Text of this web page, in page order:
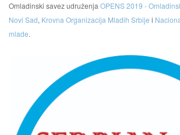
Omladinski savez udruženja OPENS 2019 -
Novi Sad, Krovna Organizacija Mladih Srbije i
mlade.